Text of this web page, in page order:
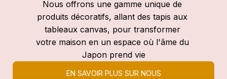
Nous offrons une gamme unique de
produits décoratifs, allant des tapis aux
tableaux canvas, pour transformer
votre maison en un espace où l'âme du
Japon prend vie
EN SAVOIR PLUS SUR NOUS